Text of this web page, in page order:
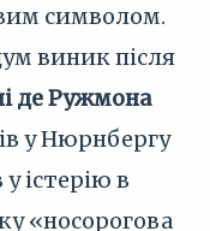
символом.
виник після
де Ружмона
у Нюрнбергу
істерію в
«носорогова